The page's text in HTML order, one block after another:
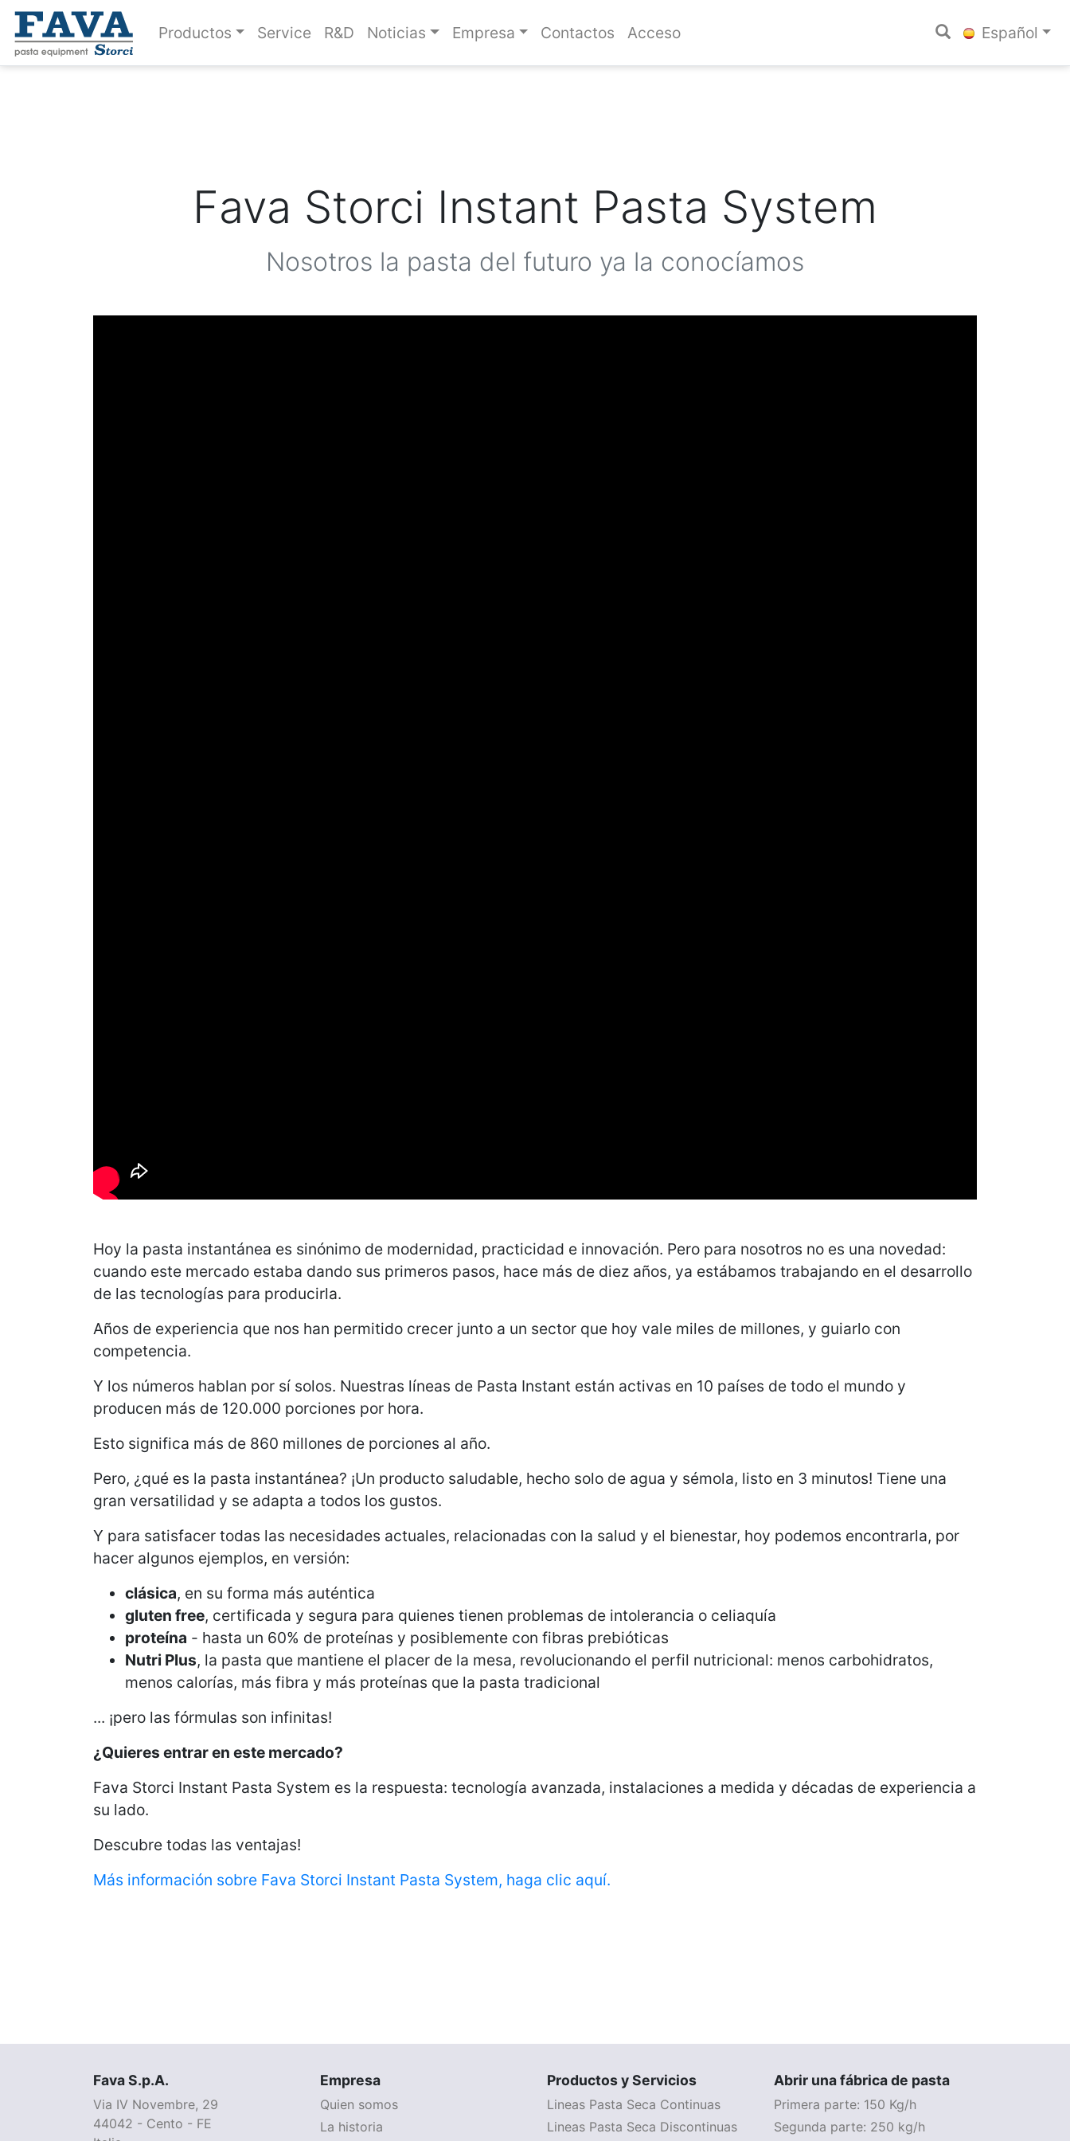
Productos Service R&D Noticias Empresa Contactos Acceso Español
Fava Storci Instant Pasta System
Nosotros la pasta del futuro ya la conocíamos
Hoy la pasta instantánea es sinónimo de modernidad, practicidad e innovación. Pero para nosotros no es una novedad:
cuando este mercado estaba dando sus primeros pasos, hace más de diez años, ya estábamos trabajando en el desarrollo
de las tecnologías para producirla.
Años de experiencia que nos han permitido crecer junto a un sector que hoy vale miles de millones, y guiarlo con
competencia.
Y los números hablan por sí solos. Nuestras líneas de Pasta Instant están activas en 10 países de todo el mundo y
producen más de 120.000 porciones por hora.
Esto significa más de 860 millones de porciones al año.
Pero, ¿qué es la pasta instantánea? ¡Un producto saludable, hecho solo de agua y sémola, listo en 3 minutos! Tiene una
gran versatilidad y se adapta a todos los gustos.
Y para satisfacer todas las necesidades actuales, relacionadas con la salud y el bienestar, hoy podemos encontrarla, por
hacer algunos ejemplos, en versión:
clásica, en su forma más auténtica
gluten free, certificada y segura para quienes tienen problemas de intolerancia o celiaquía
proteína - hasta un 60% de proteínas y posiblemente con fibras prebióticas
Nutri Plus, la pasta que mantiene el placer de la mesa, revolucionando el perfil nutricional: menos carbohidratos,
menos calorías, más fibra y más proteínas que la pasta tradicional
... ¡pero las fórmulas son infinitas!
¿Quieres entrar en este mercado?
Fava Storci Instant Pasta System es la respuesta: tecnología avanzada, instalaciones a medida y décadas de experiencia a
su lado.
Descubre todas las ventajas!
Más información sobre Fava Storci Instant Pasta System, haga clic aquí.
Fava S.p.A.
Via IV Novembre, 29
44042 - Cento - FE
Empresa
Quien somos
La historia
Productos y Servicios
Lineas Pasta Seca Continuas
Lineas Pasta Seca Discontinuas
Abrir una fábrica de pasta
Primera parte: 150 Kg/h
Segunda parte: 250 kg/h